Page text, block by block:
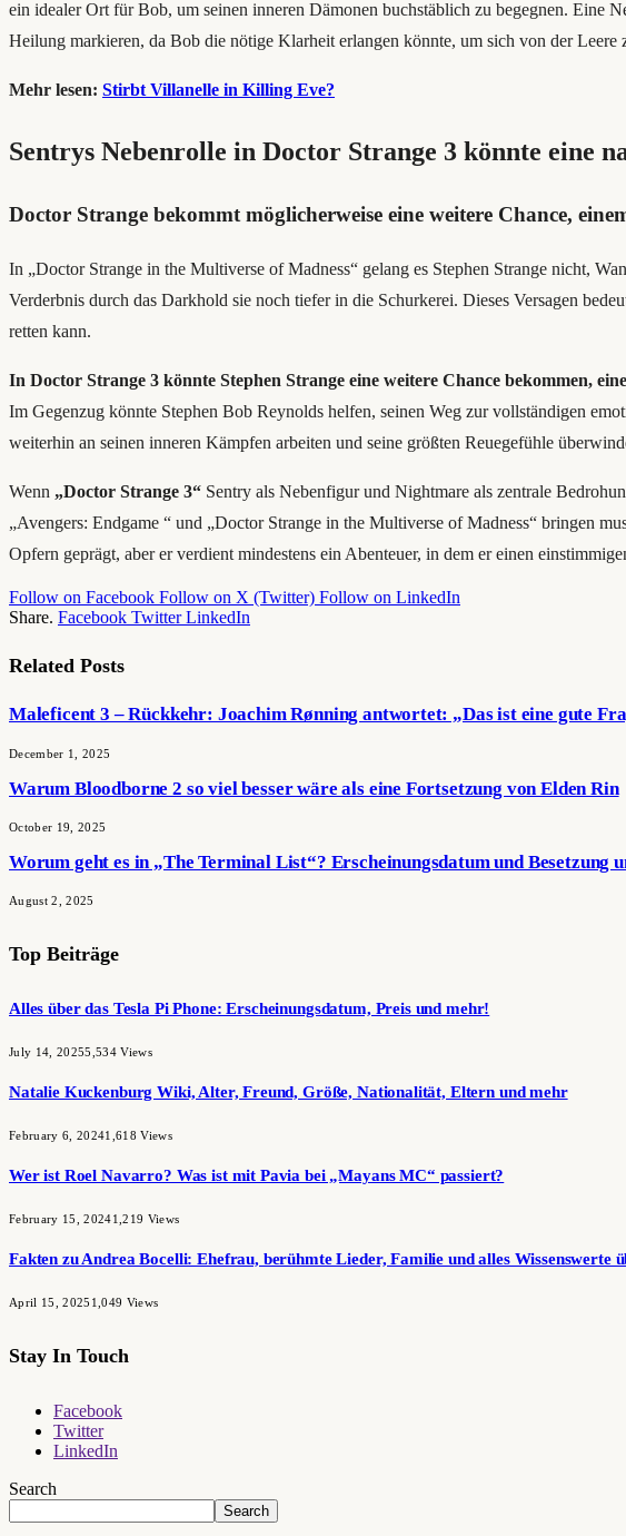
ein idealer Ort für Bob, um seinen inneren Dämonen buchstäblich zu begegnen. Eine
Heilung markieren, da Bob die nötige Klarheit erlangen könnte, um sich von der Leere
Mehr lesen: Stirbt Villanelle in Killing Eve?
Sentrys Nebenrolle in Doctor Strange 3 könnte eine
Doctor Strange bekommt möglicherweise eine weitere Chance,
In „Doctor Strange in the Multiverse of Madness“ gelang es Stephen Strange nicht,
Verderbnis durch das Darkhold sie noch tiefer in die Schurkerei. Dieses Versagen
retten kann.
In Doctor Strange 3 könnte Stephen Strange eine weitere Chance bekommen,
Im Gegenzug könnte Stephen Bob Reynolds helfen, seinen Weg zur vollständigen
weiterhin an seinen inneren Kämpfen arbeiten und seine größten Reuegefühle
Wenn „Doctor Strange 3“ Sentry als Nebenfigur und Nightmare als zentrale
„Avengers: Endgame “ und „Doctor Strange in the Multiverse of Madness“ bringen
Opfern geprägt, aber er verdient mindestens ein Abenteuer, in dem er einen
Follow on Facebook Follow on X (Twitter) Follow on LinkedIn
Share. Facebook Twitter LinkedIn
Related Posts
Maleficent 3 – Rückkehr: Joachim Rønning antwortet: „Das ist eine gute
December 1, 2025
Warum Bloodborne 2 so viel besser wäre als eine Fortsetzung von Elden Rin
October 19, 2025
Worum geht es in „The Terminal List“? Erscheinungsdatum und
August 2, 2025
Top Beiträge
Alles über das Tesla Pi Phone: Erscheinungsdatum, Preis und mehr!
July 14, 20255,534Views
Natalie Kuckenburg Wiki, Alter, Freund, Größe, Nationalität, Eltern und mehr
February 6, 20241,618Views
Wer ist Roel Navarro? Was ist mit Pavia bei „Mayans MC“ passiert?
February 15, 20241,219 Views
Fakten zu Andrea Bocelli: Ehefrau, berühmte Lieder, Familie und alles Wissenswerte
April 15, 2025 1,049 Views
Stay In Touch
Facebook
Twitter
LinkedIn
Search
Search